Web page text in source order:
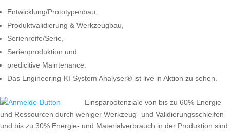
Entwicklung/Prototypenbau,
Produktvalidierung & Werkzeugbau,
Serienreife/Serie,
Serienproduktion und
predicitive Maintenance.
Das Engineering-KI-System Analyser® ist live in Aktion zu sehen.
Einsparpotenziale von bis zu 60% Energie
und Ressourcen durch weniger Werkzeug- und Validierungsschleifen
und bis zu 30% Energie- und Materialverbrauch in der Produktion sind